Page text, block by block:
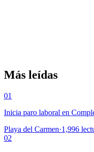
Más leídas
01
Inicia paro laboral en
Playa del Carmen·1,996
02